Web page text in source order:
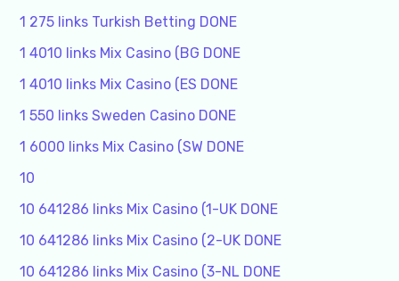
1 275 links Turkish Betting DONE
1 4010 links Mix Casino (BG DONE
1 4010 links Mix Casino (ES DONE
1 550 links Sweden Casino DONE
1 6000 links Mix Casino (SW DONE
10
10 641286 links Mix Casino (1-UK DONE
10 641286 links Mix Casino (2-UK DONE
10 641286 links Mix Casino (3-NL DONE